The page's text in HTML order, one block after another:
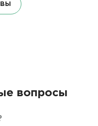
вопросы